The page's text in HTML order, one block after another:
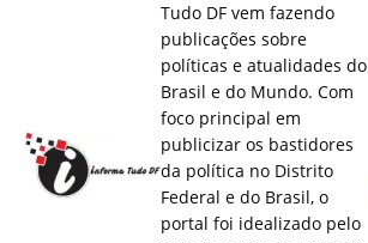
Tudo DF vem fazendo
publicações sobre
políticas e atualidades do
Brasil e do Mundo. Com
foco principal em
publicizar os bastidores
da política no Distrito
Federal e do Brasil, o
portal foi idealizado pelo